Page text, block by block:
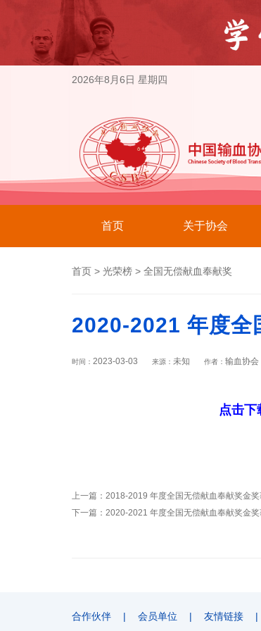
2026年8月6日 星期四
首页 关于协会
首页 > 光荣榜 > 全国无偿献血奉献奖
2020-2021 年度全
时间： 2023-03-03 来源： 未知 作者： 输血协会
点击
上一篇： 2018-2019 年度全国无偿献血奉献奖金奖
下一篇： 2020-2021 年度全国无偿献血奉献奖金奖
合作伙伴 | 会员单位 | 友情链接 |